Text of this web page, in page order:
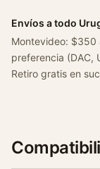
n
e
/
t
i
Envíos a todo
Montevideo: $350
preferencia (DAC,
Retiro gratis en